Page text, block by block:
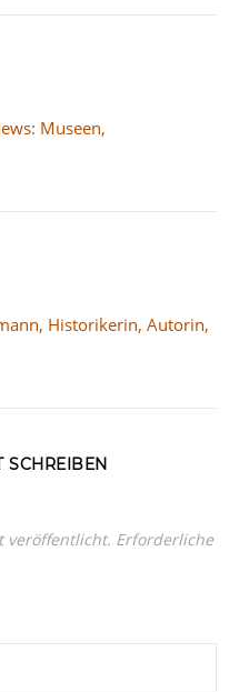
Museen,
Historikerin, Autorin,
SCHREIBEN
veröffentlicht. Erforderliche